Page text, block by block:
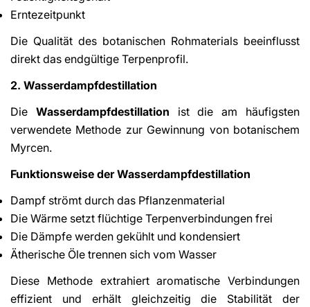
Erntezeitpunkt
Die Qualität des botanischen Rohmaterials beeinflusst
direkt das endgültige Terpenprofil.
2. Wasserdampfdestillation
Die Wasserdampfdestillation ist die am häufigsten
verwendete Methode zur Gewinnung von botanischem
Myrcen.
Funktionsweise der Wasserdampfdestillation
Dampf strömt durch das Pflanzenmaterial
Die Wärme setzt flüchtige Terpenverbindungen frei
Die Dämpfe werden gekühlt und kondensiert
Ätherische Öle trennen sich vom Wasser
Diese Methode extrahiert aromatische Verbindungen
effizient und erhält gleichzeitig die Stabilität der